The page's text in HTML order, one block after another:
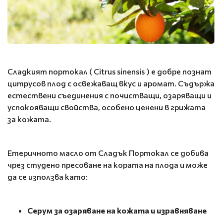
Сладкият портокал ( Citrus sinensis ) е добре познат
цитрусов плод с освежаващ вкус и аромат. Съдържа
естествени съединения с почистващи, озаряващи и
успокояващи свойства, особено ценени в грижата
за кожата.
Етеричното масло от Сладък Портокал се добива
чрез студено пресоване на кората на плода и може
да се използва като:
Серум за озаряване на кожата и изравняване